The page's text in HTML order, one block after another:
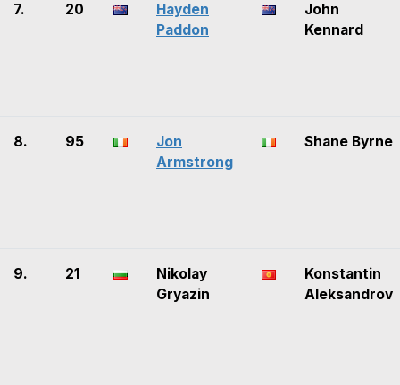
7. 20
Hayden
Paddon
John
Kennard
8. 95
Jon
Armstrong
Shane Byrne
9. 21
Nikolay
Gryazin
Konstantin
Aleksandrov